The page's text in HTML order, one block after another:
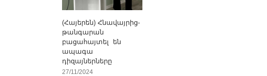
(Հայերեն) Հնավայրից-
թանգարան
բացահայտել են
ապագա
դիզայներները
27/11/2024